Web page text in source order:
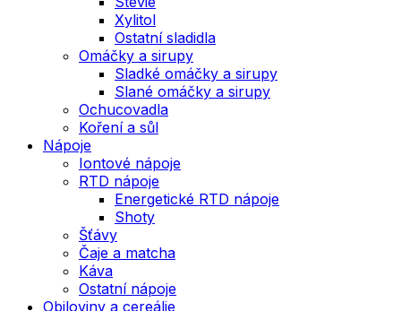
Xylitol
Ostatní sladidla
Omáčky a sirupy
Sladké omáčky a sirupy
Slané omáčky a sirupy
Ochucovadla
Koření a sůl
Nápoje
Iontové nápoje
RTD nápoje
Energetické RTD nápoje
Shoty
Šťávy
Čaje a matcha
Káva
Ostatní nápoje
Obiloviny a cereálie